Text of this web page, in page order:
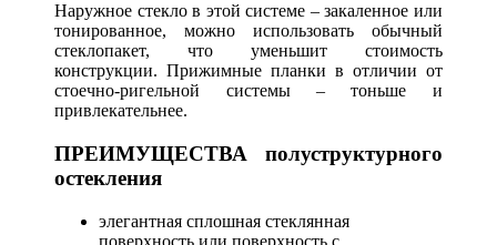
Наружное стекло в этой системе – закаленное или
тонированное, можно использовать обычный
стеклопакет, что уменьшит стоимость
конструкции. Прижимные планки в отличии от
стоечно-ригельной системы – тоньше и
привлекательнее.
ПРЕИМУЩЕСТВА полуструктурного
остекления
элегантная сплошная стеклянная
поверхность или поверхность с